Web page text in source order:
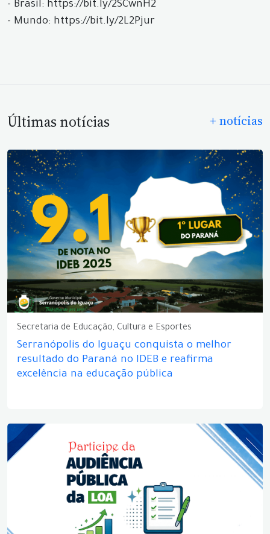
- Brasil: https://bit.ly/2SCwnH2
- Mundo: https://bit.ly/2L2Pjur
Últimas notícias + notícias
Secretaria de Educação, Cultura e Esportes
Serranópolis do Iguaçu conquista o melhor
resultado do Paraná no IDEB e reafirma
excelência na educação pública